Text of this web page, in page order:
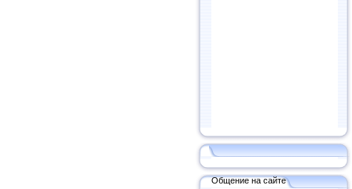
Общение на сайте